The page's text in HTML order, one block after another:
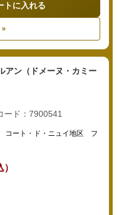
トに入れる
»
アン（ドメーヌ・カミー
ード：7900541
コート・ド・ニュイ地区 フ